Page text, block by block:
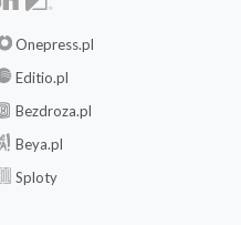
Onepress.pl
Editio.pl
Bezdroza.pl
Beya.pl
Sploty